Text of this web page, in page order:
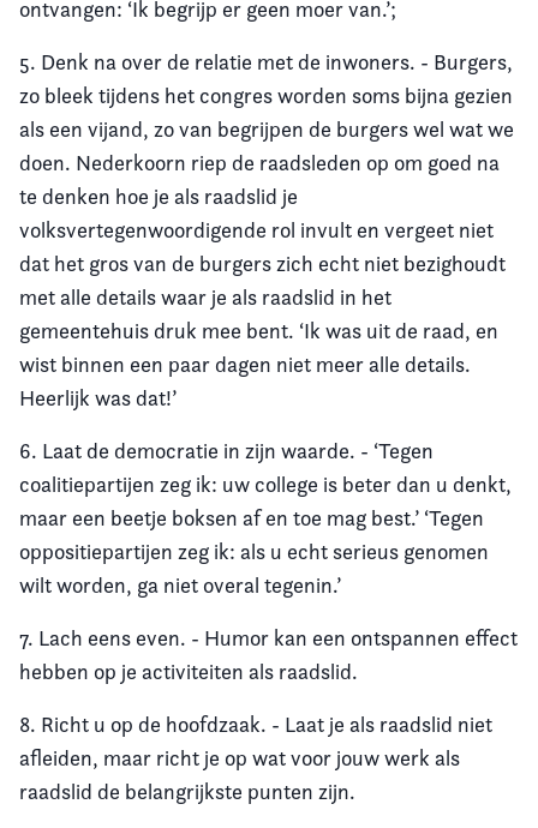
ontvangen: ‘Ik begrijp er geen moer van.’;
5. Denk na over de relatie met de inwoners. - Burgers,
zo bleek tijdens het congres worden soms bijna gezien
als een vijand, zo van begrijpen de burgers wel wat we
doen. Nederkoorn riep de raadsleden op om goed na
te denken hoe je als raadslid je
volksvertegenwoordigende rol invult en vergeet niet
dat het gros van de burgers zich echt niet bezighoudt
met alle details waar je als raadslid in het
gemeentehuis druk mee bent. ‘Ik was uit de raad, en
wist binnen een paar dagen niet meer alle details.
Heerlijk was dat!’
6. Laat de democratie in zijn waarde. - ‘Tegen
coalitiepartijen zeg ik: uw college is beter dan u denkt,
maar een beetje boksen af en toe mag best.’ ‘Tegen
oppositiepartijen zeg ik: als u echt serieus genomen
wilt worden, ga niet overal tegenin.’
7. Lach eens even. - Humor kan een ontspannen effect
hebben op je activiteiten als raadslid.
8. Richt u op de hoofdzaak. - Laat je als raadslid niet
afleiden, maar richt je op wat voor jouw werk als
raadslid de belangrijkste punten zijn.